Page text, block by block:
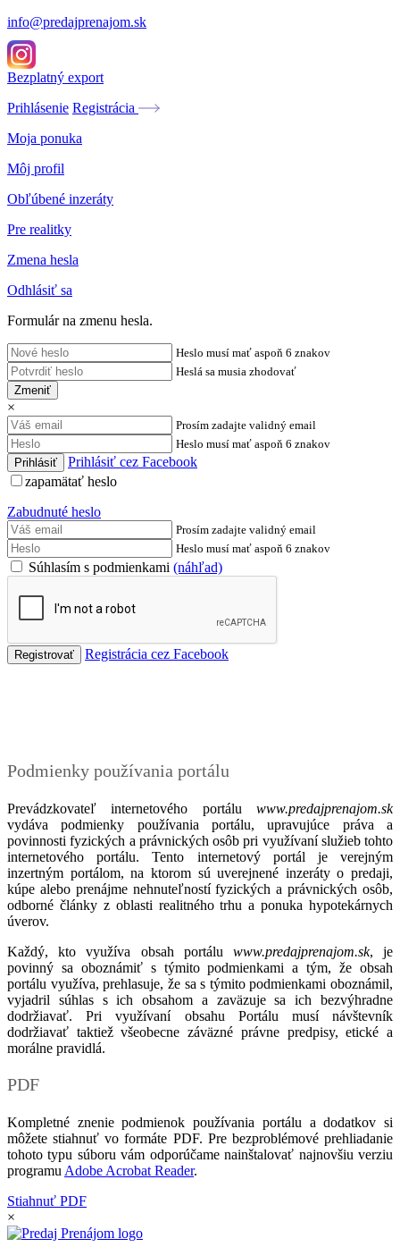
info@predajprenajom.sk
Bezplatný export
Prihlásenie Registrácia
Moja ponuka
Môj profil
Obľúbené inzeráty
Pre realitky
Zmena hesla
Odhlásiť sa
Formulár na zmenu hesla.
Heslo musí mať aspoň 6 znakov
Heslá sa musia zhodovať
Zmeniť
×
Prosím zadajte validný email
Heslo musí mať aspoň 6 znakov
Prihlásiť cez Facebook
zapamätať heslo
Zabudnuté heslo
Prosím zadajte validný email
Heslo musí mať aspoň 6 znakov
Súhlasím s podmienkami (náhľad)
Registrácia cez Facebook
Podmienky používania portálu
Prevádzkovateľ internetového portálu www.predajprenajom.sk
vydáva podmienky používania portálu, upravujúce práva a
povinnosti fyzických a právnických osôb pri využívaní služieb tohto
internetového portálu. Tento internetový portál je verejným
inzertným portálom, na ktorom sú uverejnené inzeráty o predaji,
kúpe alebo prenájme nehnuteľností fyzických a právnických osôb,
odborné články z oblasti realitného trhu a ponuka hypotekárnych
úverov.
Každý, kto využíva obsah portálu www.predajprenajom.sk, je
povinný sa oboznámiť s týmito podmienkami a tým, že obsah
portálu využíva, prehlasuje, že sa s týmito podmienkami oboznámil,
vyjadril súhlas s ich obsahom a zaväzuje sa ich bezvýhradne
dodržiavať. Pri využívaní obsahu Portálu musí návštevník
dodržiavať taktiež všeobecne záväzné právne predpisy, etické a
morálne pravidlá.
PDF
Kompletné znenie podmienok používania portálu a dodatkov si
môžete stiahnuť vo formáte PDF. Pre bezproblémové prehliadanie
tohoto typu súboru vám odporúčame nainštalovať najnovšiu verziu
programu Adobe Acrobat Reader.
Stiahnuť PDF
×